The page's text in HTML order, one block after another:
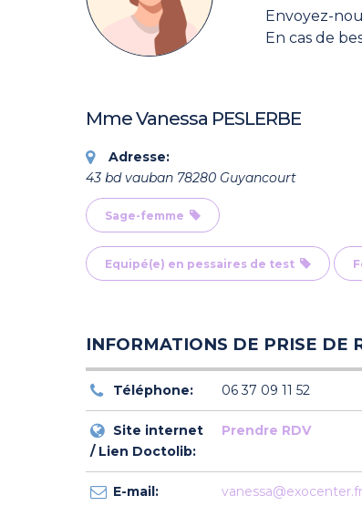
Envoyez-
En cas de
Mme Vanessa PESLERBE
Adresse:
43 bd vauban 78280 Guyancourt
Sage-femme
Equipé(e) en pessaires de test
INFORMATIONS DE PRISE DE
Téléphone: 06 37 09 11 52
Site internet
/ Lien Doctolib:
Prendre RDV
E-mail: vanessa@exocenter.fr